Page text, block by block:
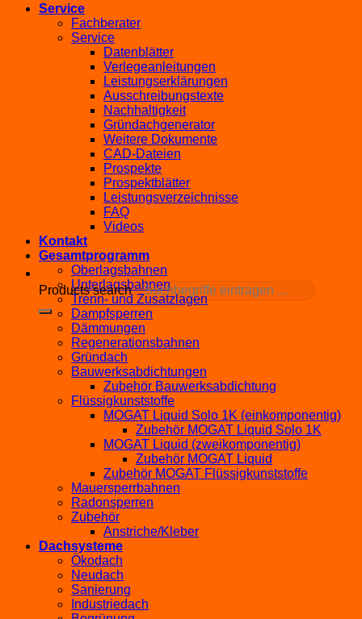
Products search
Service
Fachberater
Service
Datenblätter
Verlegeanleitungen
Leistungserklärungen
Ausschreibungstexte
Nachhaltigkeit
Gründachgenerator
Weitere Dokumente
CAD-Dateien
Prospekte
Prospektblätter
Leistungsverzeichnisse
FAQ
Videos
Kontakt
Gesamtprogramm
Oberlagsbahnen
Unterlagsbahnen
Trenn- und Zusatzlagen
Dampfsperren
Dämmungen
Regenerationsbahnen
Gründach
Bauwerksabdichtungen
Zubehör Bauwerksabdichtung
Flüssigkunststoffe
MOGAT Liquid Solo 1K (einkomponentig)
Zubehör MOGAT Liquid Solo 1K
MOGAT Liquid (zweikomponentig)
Zubehör MOGAT Liquid
Zubehör MOGAT Flüssigkunststoffe
Mauersperrbahnen
Radonsperren
Zubehör
Anstriche/Kleber
Dachsysteme
Ökodach
Neudach
Sanierung
Industriedach